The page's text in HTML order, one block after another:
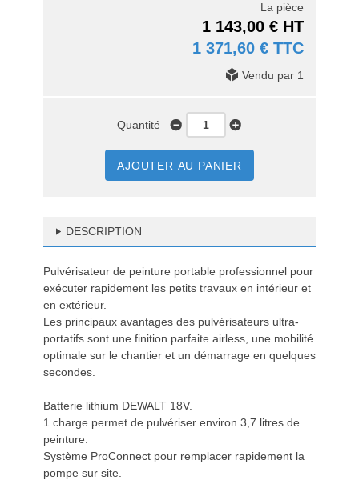
La pièce
1 143,00 € HT
1 371,60 € TTC
Vendu par 1
Quantité
AJOUTER AU PANIER
DESCRIPTION
Pulvérisateur de peinture portable professionnel pour
exécuter rapidement les petits travaux en intérieur et
en extérieur.
Les principaux avantages des pulvérisateurs ultra-
portatifs sont une finition parfaite airless, une mobilité
optimale sur le chantier et un démarrage en quelques
secondes.
Batterie lithium DEWALT 18V.
1 charge permet de pulvériser environ 3,7 litres de
peinture.
Système ProConnect pour remplacer rapidement la
pompe sur site.